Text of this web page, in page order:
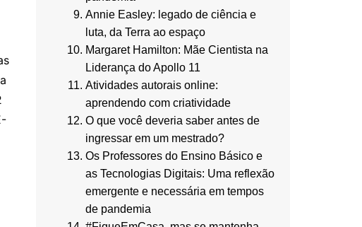
Annie Easley: legado de ciência e
luta, da Terra ao espaço
Margaret Hamilton: Mãe Cientista na
Liderança do Apollo 11
Atividades autorais online:
aprendendo com criatividade
O que você deveria saber antes de
ingressar em um mestrado?
Os Professores do Ensino Básico e
as Tecnologias Digitais: Uma reflexão
emergente e necessária em tempos
de pandemia